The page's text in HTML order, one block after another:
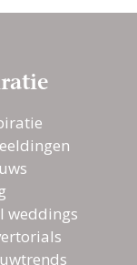
weddings